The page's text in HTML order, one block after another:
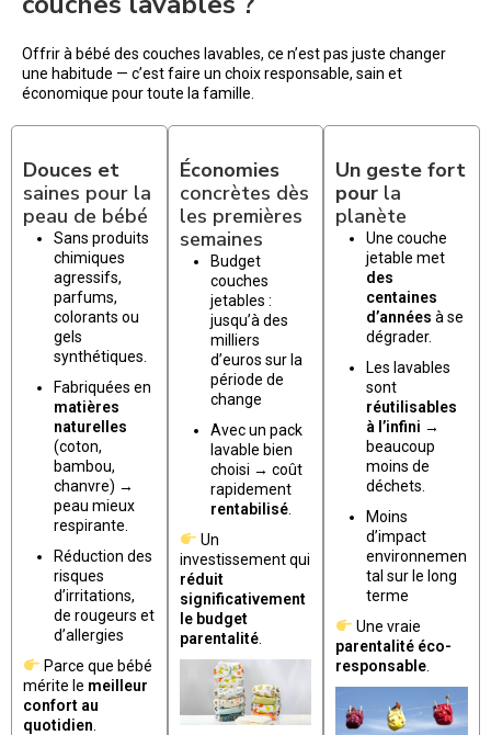
Offrir à bébé des couches lavables, ce n’est pas juste changer
une habitude — c’est faire un choix responsable, sain et
économique pour toute la famille.
Douces et
saines pour la
peau de bébé
Sans produits
chimiques
agressifs,
parfums,
colorants ou
gels
synthétiques.
Fabriquées en
matières
naturelles
(coton,
bambou,
chanvre) →
peau mieux
respirante.
Réduction des
risques
d’irritations,
de rougeurs et
d’allergies
Parce que bébé
mérite le meilleur
confort au
quotidien
Économies
concrètes dès
les premières
semaines
Budget
couches
jetables :
jusqu’à des
milliers
d’euros sur la
période de
change
Avec un pack
lavable bien
choisi → coût
rapidement
rentabilisé.
Un
investissement qui
réduit
significativement
le budget
parentalité.
Un geste fort
pour la
planète
Une couche
jetable met
des
centaines
d’années à se
dégrader.
Les lavables
sont
réutilisables
à l’infini →
beaucoup
moins de
déchets.
Moins
d’impact
environnemen
tal sur le long
terme
Une vraie
parentalité éco-
responsable